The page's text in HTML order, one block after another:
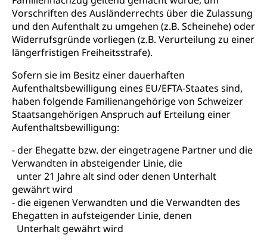
Vorschriften des Ausländerrechts über die Zulassung
und den Aufenthalt zu umgehen (z.B. Scheinehe) oder
Widerrufsgründe vorliegen (z.B. Verurteilung zu einer
längerfristigen Freiheitsstrafe).
Sofern sie im Besitz einer dauerhaften
Aufenthaltsbewilligung eines EU/EFTA-Staates sind,
haben folgende Familienangehörige von Schweizer
Staatsangehörigen Anspruch auf Erteilung einer
Aufenthaltsbewilligung:
- der Ehegatte bzw. der eingetragene Partner und die
Verwandten in absteigender Linie, die
unter 21 Jahre alt sind oder denen Unterhalt
gewährt wird
- die eigenen Verwandten und die Verwandten des
Ehegatten in aufsteigender Linie, denen
Unterhalt gewährt wird
Höhere Bildung (hflu.ch)
Beratung & Unterstützung
Neuorientierung
Berufslehre (beruf.lu.ch)
Fachstelle Berufsbildung
BIZ Beratungs- und Informationszentrum
für Bildung und Beruf
Berufsmaturität
Zentrum für Brückenangebote
Höhere Fachschule Luzern HFLU
Berufsbildung / Mittelschulen (gruezi.lu.ch)
Fachklasse Grafik (fachklassegrafik.ch)
Fach- & Wirtschafts-Mittelschulzentrum FMZ
Gymnasien & Fachmittelschulen (beruf.lu.ch)
Studienwahl- und Studienbearatung
Fachklasse Grafik
Gesundheitsmittelschule
Informatikmittelschule
FMS und Vollzeitschulen mit BM
Obligatorische Schulzeit
Schulpflicht, Schulobligatorium, Primarschule,
Sekundarschule, Schulferien, Tagesschule,
Schulergänzende Betreuung, Logopädie,
Psychomotorik, Schulpsychologie, Schulsozialarbeit,
Heilpädagogik und Sonderschulen
Kantonale Sportcamps
Primarschule
Sekundarschule
Schulpflicht
Kindergarten & Basisstufe
Förderangebote
Sonderschulung
Stipendien und Darlehen
Studienbeihilfe, Stipendien, Ausbildungsdarlehen
Stipendien Universität Luzern unilu
Finanzielle Unterstützung für Ausbildung
Pflege HF oder Studium Pflege FH
Fachstelle Stipendien (beruf.lu.ch)
Studienbeiträge Höhere Berufsbildung
Finanzielle Unterstützung Pädagogische
Universität
Technische Hochschule, Studium,
Hochschulstudium, Universitätsstudium,
universitäre Ausbildung, akademische Ausbildung,
Hochschulbildung, Hochschule, universitäre
Hochschule, Bachelor, Master, Doktorat,
Weiterbildung, Forschung, Entwicklung,
Dienstleistungen, Hochschule Luzern,